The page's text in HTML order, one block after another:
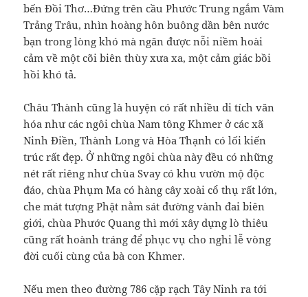
bến Đồi Thơ…Đứng trên cầu Phước Trung ngắm Vàm
Trảng Trâu, nhìn hoàng hôn buông dần bên nước
bạn trong lòng khó mà ngăn được nỗi niềm hoài
cảm về một cõi biên thùy xưa xa, một cảm giác bồi
hồi khó tả.
Châu Thành cũng là huyện có rất nhiều di tích văn
hóa như các ngôi chùa Nam tông Khmer ở các xã
Ninh Điền, Thành Long và Hòa Thạnh có lối kiến
trúc rất đẹp. Ở những ngôi chùa này đều có những
nét rất riêng như chùa Svay có khu vườn mộ độc
đáo, chùa Phụm Ma có hàng cây xoài cổ thụ rất lớn,
che mát tượng Phật nằm sát đường vành đai biên
giới, chùa Phước Quang thì mới xây dựng lò thiêu
cũng rất hoành tráng để phục vụ cho nghi lễ vòng
đời cuối cùng của bà con Khmer.
Nếu men theo đường 786 cặp rạch Tây Ninh ra tới